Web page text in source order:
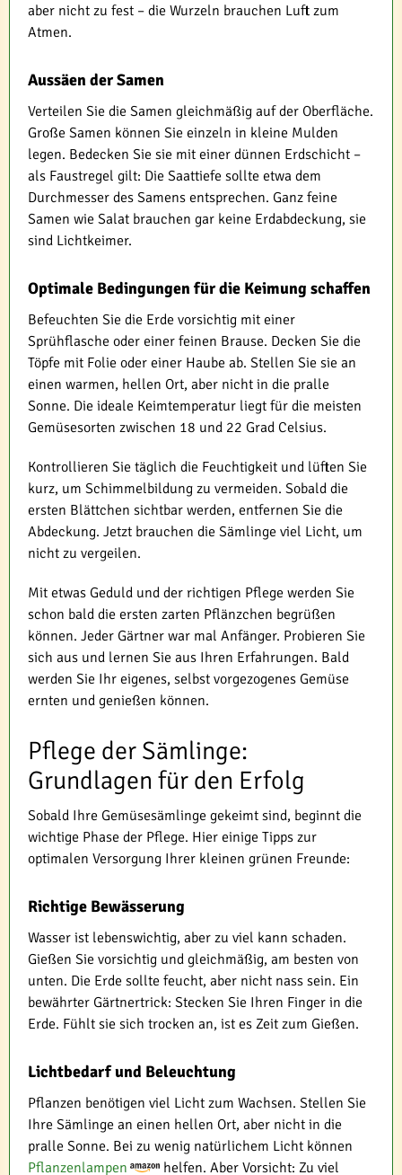
aber nicht zu fest – die Wurzeln brauchen Luft zum
Atmen.
Aussäen der Samen
Verteilen Sie die Samen gleichmäßig auf der Oberfläche.
Große Samen können Sie einzeln in kleine Mulden
legen. Bedecken Sie sie mit einer dünnen Erdschicht –
als Faustregel gilt: Die Saattiefe sollte etwa dem
Durchmesser des Samens entsprechen. Ganz feine
Samen wie Salat brauchen gar keine Erdabdeckung, sie
sind Lichtkeimer.
Optimale Bedingungen für die Keimung schaffen
Befeuchten Sie die Erde vorsichtig mit einer
Sprühflasche oder einer feinen Brause. Decken Sie die
Töpfe mit Folie oder einer Haube ab. Stellen Sie sie an
einen warmen, hellen Ort, aber nicht in die pralle
Sonne. Die ideale Keimtemperatur liegt für die meisten
Gemüsesorten zwischen 18 und 22 Grad Celsius.
Kontrollieren Sie täglich die Feuchtigkeit und lüften Sie
kurz, um Schimmelbildung zu vermeiden. Sobald die
ersten Blättchen sichtbar werden, entfernen Sie die
Abdeckung. Jetzt brauchen die Sämlinge viel Licht, um
nicht zu vergeilen.
Mit etwas Geduld und der richtigen Pflege werden Sie
schon bald die ersten zarten Pflänzchen begrüßen
können. Jeder Gärtner war mal Anfänger. Probieren Sie
sich aus und lernen Sie aus Ihren Erfahrungen. Bald
werden Sie Ihr eigenes, selbst vorgezogenes Gemüse
ernten und genießen können.
Pflege der Sämlinge:
Grundlagen für den Erfolg
Sobald Ihre Gemüsesämlinge gekeimt sind, beginnt die
wichtige Phase der Pflege. Hier einige Tipps zur
optimalen Versorgung Ihrer kleinen grünen Freunde:
Richtige Bewässerung
Wasser ist lebenswichtig, aber zu viel kann schaden.
Gießen Sie vorsichtig und gleichmäßig, am besten von
unten. Die Erde sollte feucht, aber nicht nass sein. Ein
bewährter Gärtnertrick: Stecken Sie Ihren Finger in die
Erde. Fühlt sie sich trocken an, ist es Zeit zum Gießen.
Lichtbedarf und Beleuchtung
Pflanzen benötigen viel Licht zum Wachsen. Stellen Sie
Ihre Sämlinge an einen hellen Ort, aber nicht in die
pralle Sonne. Bei zu wenig natürlichem Licht können
Pflanzenlampen
helfen. Aber Vorsicht: Zu viel